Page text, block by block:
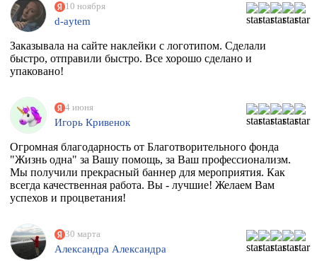
10 ноября
d-aytem
Заказывала на сайте наклейки с логотипом. Сделали
быстро, отправили быстро. Все хорошо сделано и
упаковано!
4 июня
Игорь Кривенок
Огромная благодарность от Благотворительного фонда
"Жизнь одна" за Вашу помощь, за Ваш профессионализм.
Мы получили прекрасный баннер для мероприятия. Как
всегда качественная работа. Вы - лучшие! Желаем Вам
успехов и процветания!
30 марта
Александра Александра